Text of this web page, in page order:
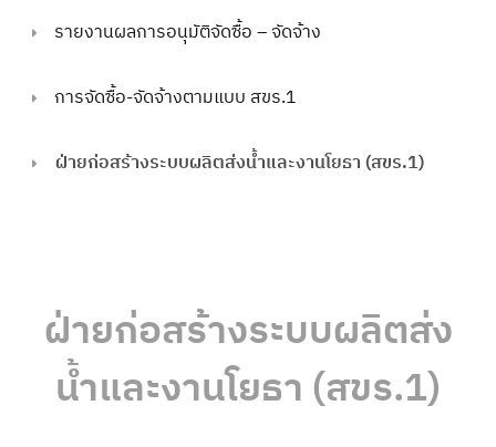
รายงานผลการอนุมัติจัดซื้อ – จัดจ้าง
การจัดซื้อ-จัดจ้างตามแบบ สขร.1
ฝ่ายก่อสร้างระบบผลิตส่งน้ำและงานโยธา (สขร.1)
ฝ่ายก่อสร้างระบบผลิตส่ง
น้ำและงานโยธา (สขร.1)